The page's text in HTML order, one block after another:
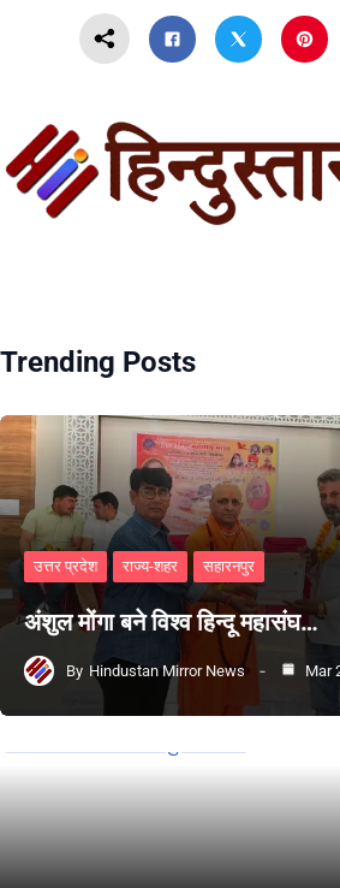
Trending Posts
उत्तर प्रदेश राज्य-शहर सहारनपुर
अंशुल मोंगा बने विश्व हिन्दू महासंघ…
By Hindustan Mirror News Mar